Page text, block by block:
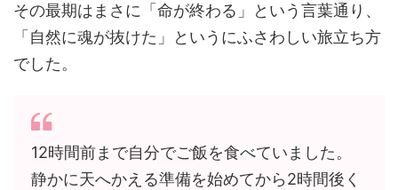
その最期はまさに「命が終わる」という言葉通り、
「自然に魂が抜けた」というにふさわしい旅立ち方
でした。
12時間前まで自分でご飯を食べていました。
静かに天へかえる準備を始めてから2時間後く